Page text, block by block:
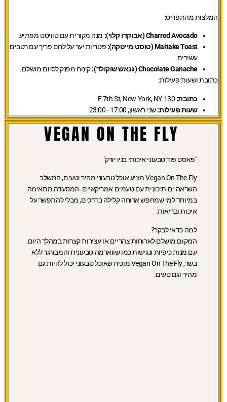
המלצות מהתפריט:
Charred Avocado (אבוקדו קלוי):
מנה מקורית עם טוויסט מפתיע.
Maitake Toast (טוסט מייטקה):
פטריות יער על לחם פריך עם רטבים
עשירים.
Chocolate Ganache (גנאש שוקולד):
קינוח מפנק לסיום מושלם.
כתובת ושעות פעילות:
כתובת:
שעות פעילות:שני-ראשון, 17:00–23:00
VEGAN ON THE FLY
"פאסט פוד טבעוני איכותי בניו יורק"
Vegan On The Fly מציע אוכל טבעוני מהיר וטעים, המשלב
השראה ים-תיכונית עם טעמים אמריקאיים. המסעדה מתאימה
במיוחד למי שמחפש ארוחה קלילה בדרכים, מבלי להתפשר על
איכות ובריאות.
למה כדאי לבקר?
המקום מושלם לארוחות צהריים או עצירות קצרות במהלך היום.
עם מנות כיפיות ונגישות כמו שווארמה טבעונית והמבורגר ללא
בשר, Vegan On The Fly מוכיח שאוכל טבעוני יכול להיות גם
מהיר וגם טעים.